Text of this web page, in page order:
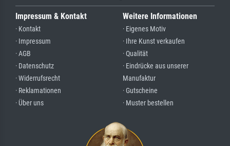
Impressum & Kontakt
· Kontakt
· Impressum
· AGB
· Datenschutz
· Widerrufsrecht
· Reklamationen
· Über uns
Weitere Informationen
· Eigenes Motiv
· Ihre Kunst verkaufen
· Qualität
· Eindrücke aus unserer
Manufaktur
· Gutscheine
· Muster bestellen